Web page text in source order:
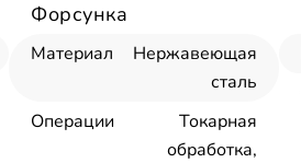
Форсунка
Материал
Нержавеющая
сталь
Операции
Токарная
обработка,